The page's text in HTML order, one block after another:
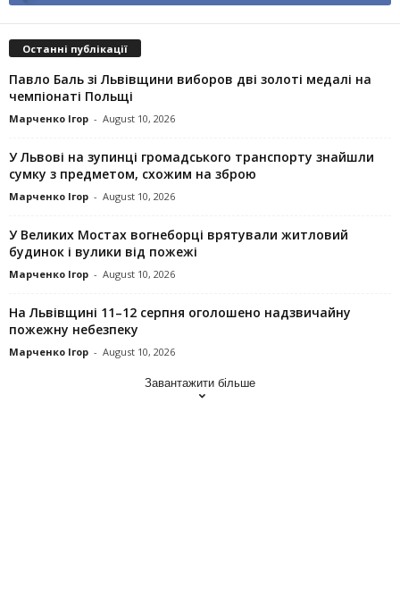
Останні публікації
Павло Баль зі Львівщини виборов дві золоті медалі на
чемпіонаті Польщі
Марченко Ігор - August 10, 2026
У Львові на зупинці громадського транспорту знайшли
сумку з предметом, схожим на зброю
Марченко Ігор - August 10, 2026
У Великих Мостах вогнеборці врятували житловий
будинок і вулики від пожежі
Марченко Ігор - August 10, 2026
На Львівщині 11–12 серпня оголошено надзвичайну
пожежну небезпеку
Марченко Ігор - August 10, 2026
Завантажити більше